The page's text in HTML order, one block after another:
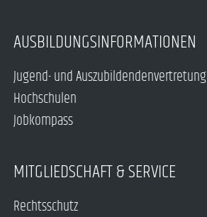
AUSBILDUNGSINFORMATIONEN
Jugend- und Auszubildendenvertretung
Hochschulen
Jobkompass
MITGLIEDSCHAFT & SERVICE
Rechtsschutz